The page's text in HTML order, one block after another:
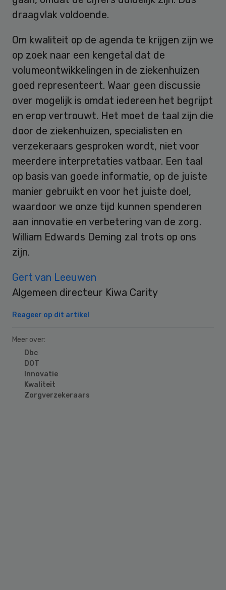
draagvlak voldoende.
Om kwaliteit op de agenda te krijgen zijn we
op zoek naar een kengetal dat de
volumeontwikkelingen in de ziekenhuizen
goed representeert. Waar geen discussie
over mogelijk is omdat iedereen het begrijpt
en erop vertrouwt. Het moet de taal zijn die
door de ziekenhuizen, specialisten en
verzekeraars gesproken wordt, niet voor
meerdere interpretaties vatbaar. Een taal
op basis van goede informatie, op de juiste
manier gebruikt en voor het juiste doel,
waardoor we onze tijd kunnen spenderen
aan innovatie en verbetering van de zorg.
William Edwards Deming zal trots op ons
zijn.
Gert van Leeuwen
Algemeen directeur Kiwa Carity
Reageer op dit artikel
Meer over:
Dbc
DOT
Innovatie
Kwaliteit
Zorgverzekeraars